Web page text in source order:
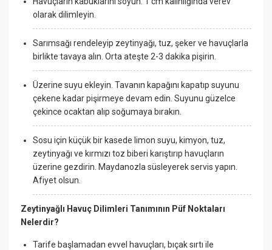
olarak dilimleyin.
Sarımsağı rendeleyip zeytinyağı, tuz, şeker ve havuçlarla
birlikte tavaya alın. Orta ateşte 2-3 dakika pişirin.
Üzerine suyu ekleyin. Tavanın kapağını kapatıp suyunu
çekene kadar pişirmeye devam edin. Suyunu güzelce
çekince ocaktan alıp soğumaya bırakın.
Sosu için küçük bir kasede limon suyu, kimyon, tuz,
zeytinyağı ve kırmızı toz biberi karıştırıp havuçların
üzerine gezdirin. Maydanozla süsleyerek servis yapın.
Afiyet olsun.
Zeytinyağlı Havuç Dilimleri Tanımının Püf Noktaları
Nelerdir?
Tarife başlamadan evvel havuçları, bıçak sırtı ile